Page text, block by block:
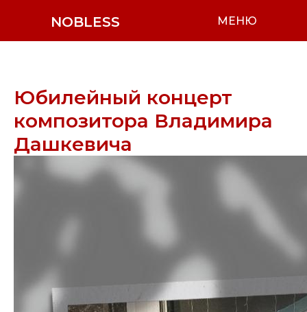
NOBLESS МЕНЮ
Юбилейный концерт
композитора Владимира
Дашкевича